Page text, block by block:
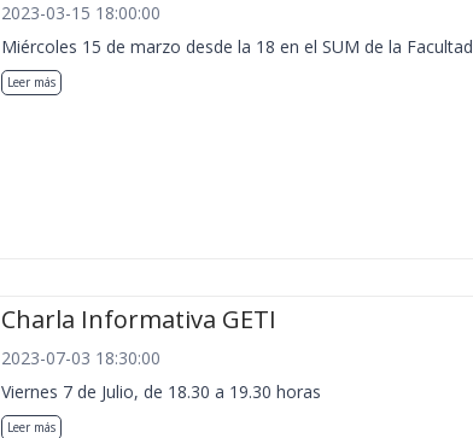
2023-03-15 18:00:00
Miércoles 15 de marzo desde la 18 en el SUM de la Facultad
Leer más
Charla Informativa GETI
2023-07-03 18:30:00
Viernes 7 de Julio, de 18.30 a 19.30 horas
Leer más